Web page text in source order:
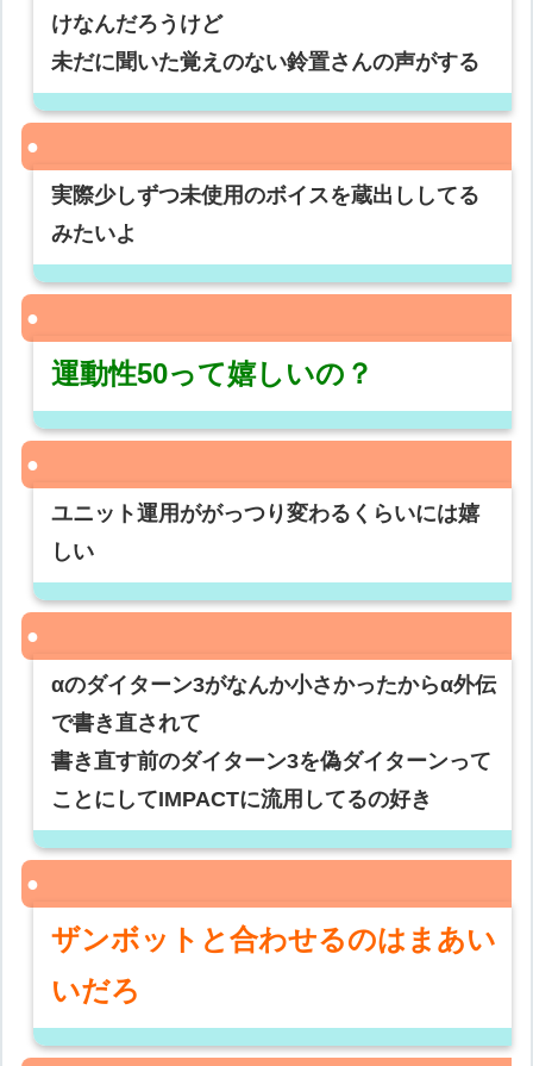
けなんだろうけど
未だに聞いた覚えのない鈴置さんの声がする
実際少しずつ未使用のボイスを蔵出ししてる
みたいよ
運動性50って嬉しいの？
ユニット運用ががっつり変わるくらいには嬉
しい
αのダイターン3がなんか小さかったからα外伝
で書き直されて
書き直す前のダイターン3を偽ダイターンって
ことにしてIMPACTに流用してるの好き
ザンボットと合わせるのはまあい
いだろ